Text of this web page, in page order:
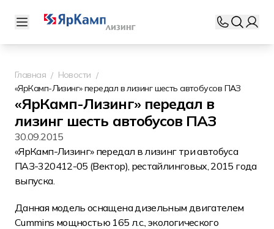
Главная
Новости
«ЯрКамп-Лизинг» передал в лизинг шесть автобусов ПАЗ
«ЯрКамп-Лизинг» передал в
лизинг шесть автобусов ПАЗ
30.09.2015
«ЯрКамп-Лизинг» передал в лизинг три автобуса
ПАЗ-320412-05 (Вектор), рестайлинговых, 2015 года
выпуска.
Данная модель оснащена дизельным двигателем
Cummins мощностью 165 л.с., экологического